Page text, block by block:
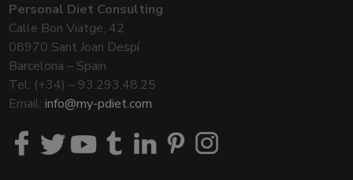
Personal Diet Consulting
Calle Bon Viatge, 42
08970 Sant Joan Despí
Barcelona – Spain
Tel: (+34) – 93.293.48.25
Email:info@my-pdiet.com